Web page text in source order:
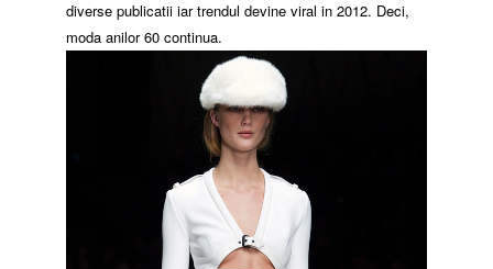
diverse publicatii iar trendul devine viral in 2012. Deci,
moda anilor 60 continua.